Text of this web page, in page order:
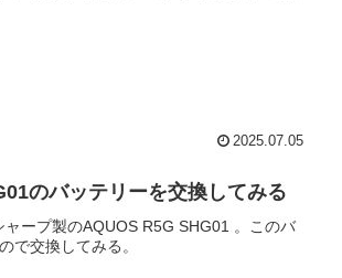
2025.07.05
のバッテリーを交換してみる
ープ製のAQUOS R5G SHG01 。このバ
で交換してみる。